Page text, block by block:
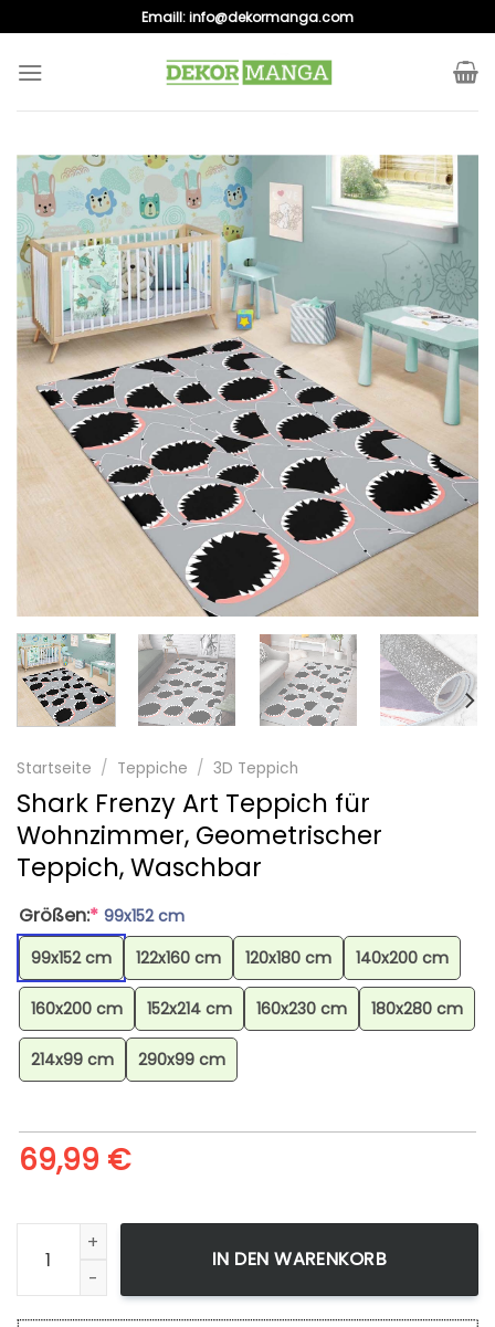
to
content
Emaill:info@dekormanga.com
Startseite / Teppiche / 3D Teppich
Shark Frenzy Art Teppich für
Wohnzimmer, Geometrischer
Teppich, Waschbar
Größen:* 99x152 cm
99x152 cm
122x160 cm 120x180 cm 140x200 cm
160x200 cm 152x214 cm 160x230 cm 180x280 cm
214x99 cm 290x99 cm
69,99 €
Shark Frenzy Art Teppich für Wohnzimmer, Geometrischer
IN DEN WARENKORB